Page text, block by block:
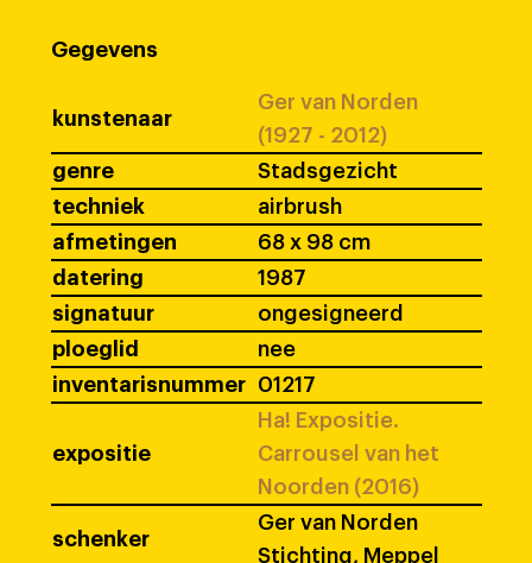
Gegevens
kunstenaar
Ger van Norden
(1927 - 2012)
genre
Stadsgezicht
techniek
airbrush
afmetingen
68 x 98 cm
datering
1987
signatuur
ongesigneerd
ploeglid
nee
inventarisnummer
01217
expositie
Ha! Expositie.
Carrousel van het
Noorden (2016)
schenker
Ger van Norden
Stichting, Meppel